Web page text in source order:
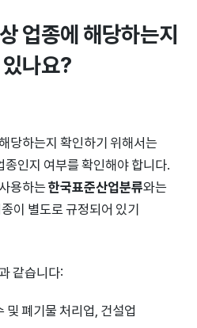
업종에 해당하는지
나요?
당하는지 확인하기 위해서는
종인지 여부를 확인해야 합니다.
용하는한국표준산업분류와는
이 별도로 규정되어 있기
같습니다:
및 폐기물 처리업, 건설업